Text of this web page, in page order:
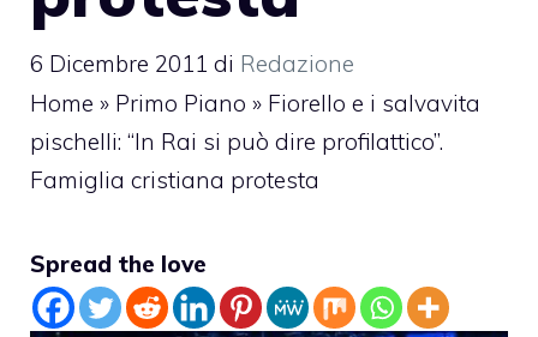
6 Dicembre 2011 di Redazione
Home » Primo Piano » Fiorello e i salvavita
pischelli: “In Rai si può dire profilattico”.
Famiglia cristiana protesta
Spread the love